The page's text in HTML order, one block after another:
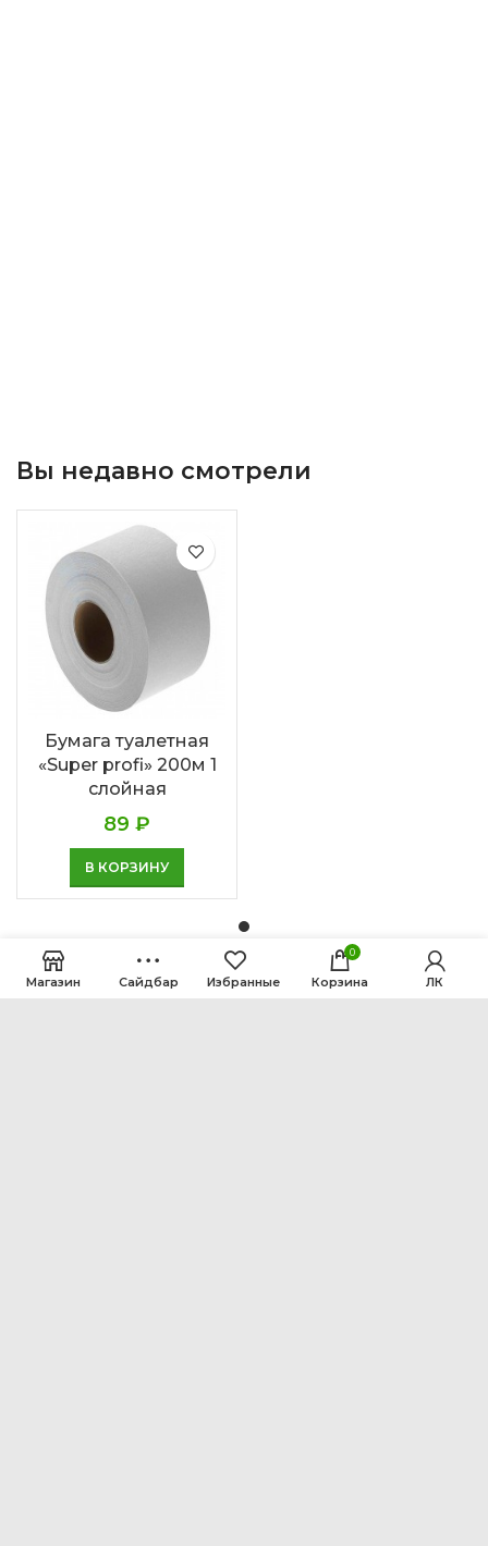
Вы недавно смотрели
Бумага туалетная
«Super profi» 200м 1
слойная
89 ₽
В КОРЗИНУ
Магазин Сайдбар Избранные
0
Корзина ЛК